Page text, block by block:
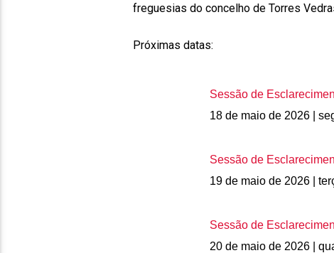
freguesias do concelho de Torres
Próximas datas:
Sessão de
18 de maio de 2026 |
Sessão de
19 de maio de 2026 |
Sessão de
20 de maio de 2026 |